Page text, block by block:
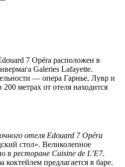
7 Opéra расположен в
Galeries Lafayette.
— опера Гарнье, Лувр и
метрах от отеля находится
отеля Edouard 7 Opéra
стол». Великолепное
в ресторане Cuisine de L’E7.
предлагается в баре.